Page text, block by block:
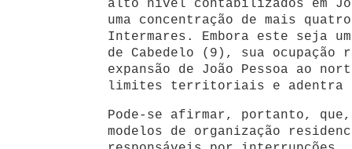
alto nível contabilizados em
uma concentração de mais
Intermares. Embora este seja
de Cabedelo (9), sua ocupação
expansão de João Pessoa ao
limites territoriais e adentra
Pode-se afirmar, portanto, que,
modelos de organização